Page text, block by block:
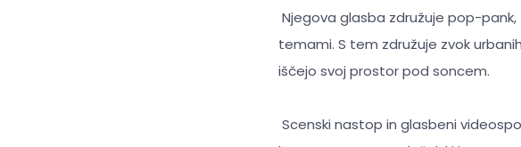
Njegova glasba združuje pop-
temami. S tem združuje zvok
iščejo svoj prostor pod soncem.
Scenski nastop in glasbeni